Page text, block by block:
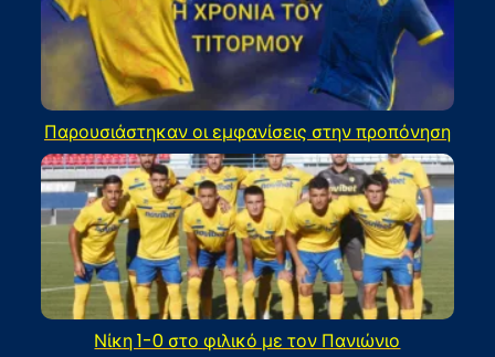
Παρουσιάστηκαν οι εμφανίσεις στην προπόνηση
Νίκη 1-0 στο φιλικό με τον Πανιώνιο